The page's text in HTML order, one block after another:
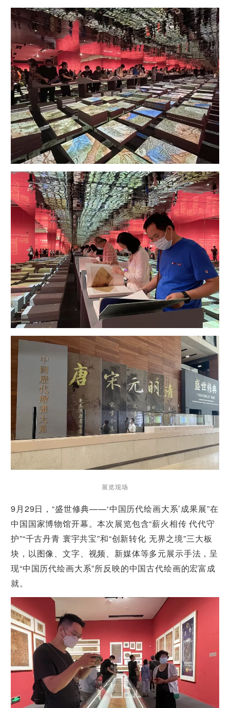
展览现场
9月29日，“盛世修典——‘中国历代绘画大系’成果展”在
中国国家博物馆开幕。本次展览包含“薪火相传 代代守
护”“千古丹青 寰宇共宝”和“创新转化 无界之境”三大板
块，以图像、文字、视频、新媒体等多元展示手法，呈
现“中国历代绘画大系”所反映的中国古代绘画的宏富成
就。